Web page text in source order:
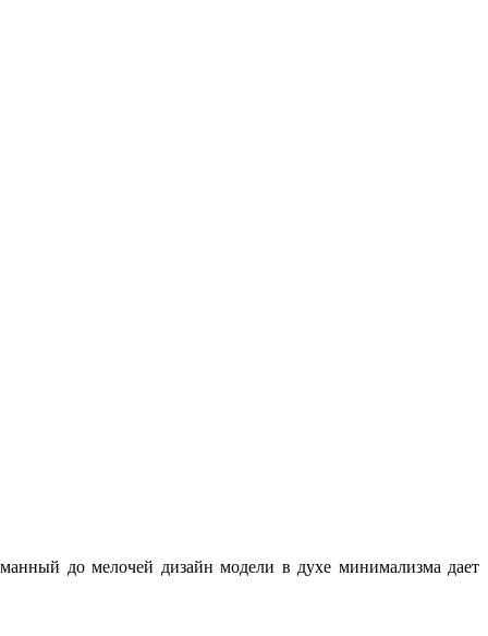
до мелочей дизайн модели в духе минимализма дает